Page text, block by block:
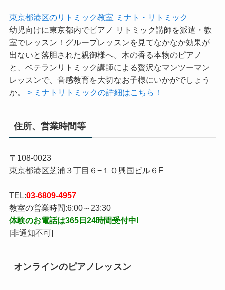
東京都港区のリトミック教室 ミナト・リトミック
幼児向けに東京都内でピアノ リトミック講師を派遣・教
室でレッスン！グループレッスンを見てなかなか効果が
出ないと落胆された親御様へ。木の香る本物のピアノ
と、ベテランリトミック講師による贅沢なマンツーマン
レッスンで、音感教育を大切なお子様にいかがでしょう
か。 > ミナトリトミックの詳細はこちら！
住所、営業時間等
〒108-0023
東京都港区芝浦３丁目６−１０興国ビル６F
TEL:03-6809-4957
教室の営業時間:6:00～23:30
体験のお電話は365日24時間受付中!
[非通知不可]
オンラインのピアノレッスン